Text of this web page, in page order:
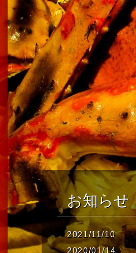
お知らせ
2021/11/10
2020/01/14